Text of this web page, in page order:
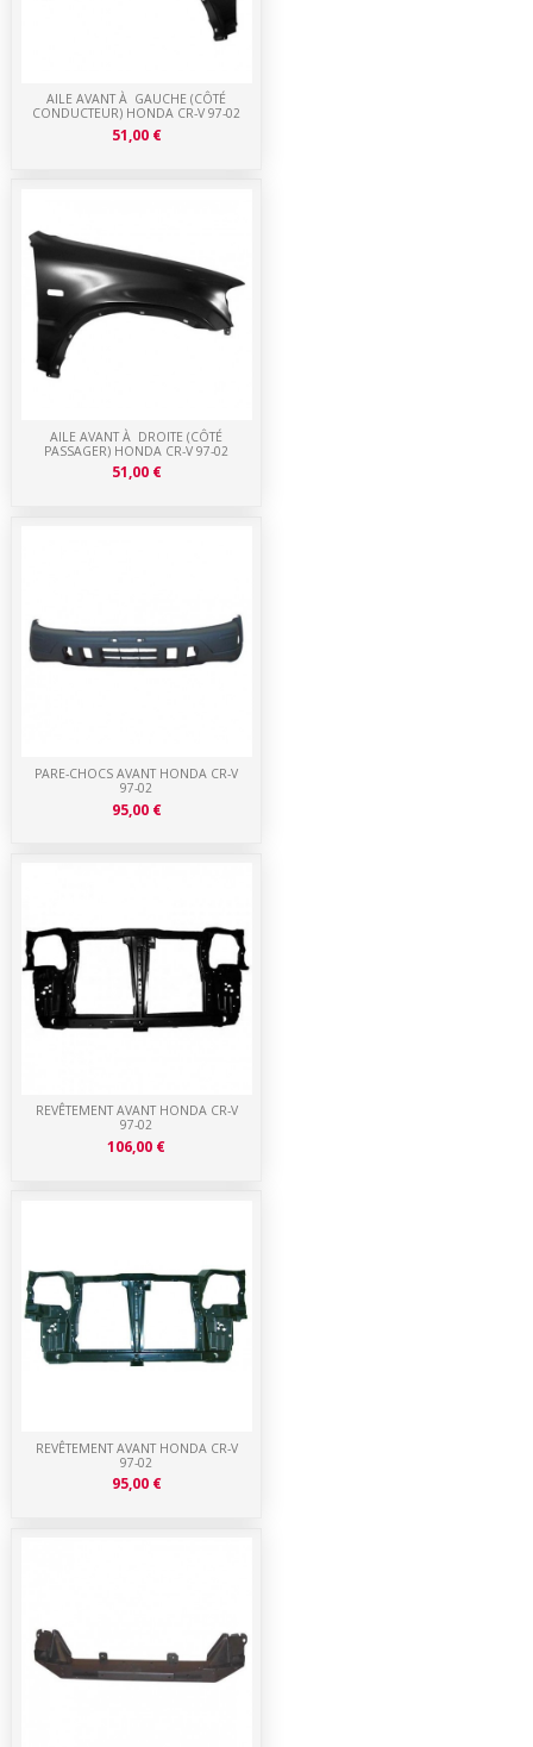
REVÊTEMENT AVANT HONDA CR-V
97-02
95,00 €
REVÊTEMENT AVANT HONDA CR-V
97-02
106,00 €
PARE-CHOCS AVANT HONDA CR-V
97-02
95,00 €
AILE AVANT À DROITE (CÔTÉ
PASSAGER) HONDA CR-V 97-02
51,00 €
AILE AVANT À GAUCHE (CÔTÉ
CONDUCTEUR) HONDA CR-V 97-02
51,00 €